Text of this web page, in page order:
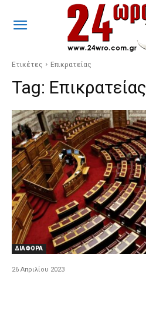
Ετικέτες Επικρατείας
Tag: Επικρατείας
ΔΙΑΦΟΡΑ
26 Απριλίου 2023